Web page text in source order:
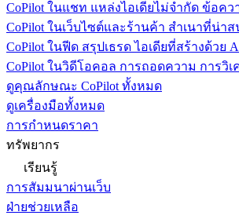
CoPilot ในแชท แหล่งไอเดียไม่จำกัด ข้อค
CoPilot ในเว็บไซต์และร้านค้า สำเนาที่น่า
CoPilot ในฟีด สรุปเธรด ไอเดียที่สร้างด้ว
CoPilot ในวิดีโอคอล การถอดความ การวิ
ดูคุณลักษณะ CoPilot ทั้งหมด
ดูเครื่องมือทั้งหมด
การกำหนดราคา
ทรัพยากร
เรียนรู้
การสัมมนาผ่านเว็บ
ฝ่ายช่วยเหลือ